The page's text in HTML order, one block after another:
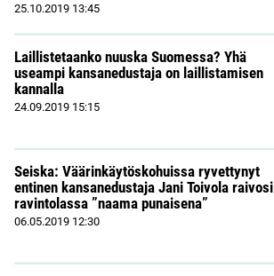
25.10.2019 13:45
Laillistetaanko nuuska Suomessa? Yhä
useampi kansanedustaja on laillistamisen
kannalla
24.09.2019 15:15
Seiska: Väärinkäytöskohuissa ryvettynyt
entinen kansanedustaja Jani Toivola raivosi
ravintolassa ”naama punaisena”
06.05.2019 12:30